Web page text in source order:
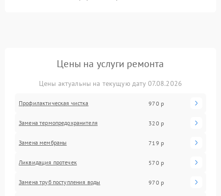
Цены на услуги ремонта
Цены актуальны на текущую дату 07.08.2026
Профилактическая чистка 970 р
Замена термопредохранителя 320 р
Замена мембраны 719 р
Ликвидация протечек 570 р
Замена труб поступления воды 970 р